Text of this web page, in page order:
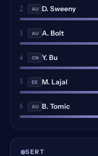
2 AU D. Sweeny
3 AU A. Bolt
4 CN Y. Bu
5 EE M. Lajal
6 AU B. Tomic
SERT